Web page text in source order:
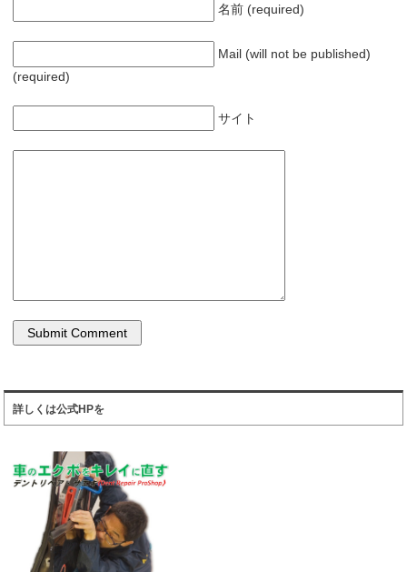
名前 (required)
Mail (will not be published)
(required)
サイト
詳しくは公式HPを